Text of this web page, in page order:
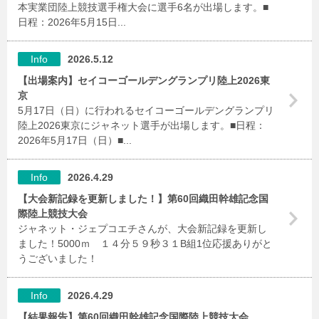
本実業団陸上競技選手権大会に選手6名が出場します。■
日程：2026年5月15日...
Info
2026.5.12
【出場案内】セイコーゴールデングランプリ陸上2026東
京
5月17日（日）に行われるセイコーゴールデングランプリ
陸上2026東京にジャネット選手が出場します。■日程：
2026年5月17日（日）■...
Info
2026.4.29
【大会新記録を更新しました！】第60回織田幹雄記念国
際陸上競技大会
ジャネット・ジェプコエチさんが、大会新記録を更新し
ました！5000ｍ １４分５９秒３１B組1位応援ありがと
うございました！
Info
2026.4.29